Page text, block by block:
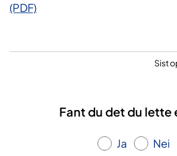
(PDF)
Sist
Fant du det du lette
Ja Nei